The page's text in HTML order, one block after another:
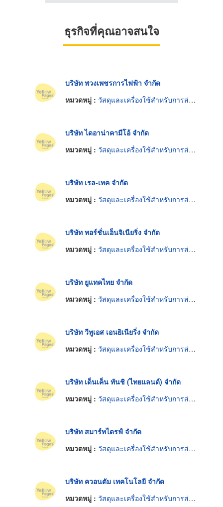
ธุรกิจที่คุณอาจสนใจ
บริษัท พวงเพชรการไฟฟ้า จำกัด
หมวดหมู่ : วัสดุและเครื่องใช้สำหรับการส่งกำลังไฟฟ้าอิเล็กทรอนิกส์
บริษัท ไดอาน่าคามีโอ้ จำกัด
หมวดหมู่ : วัสดุและเครื่องใช้สำหรับการส่งกำลังไฟฟ้าอิเล็กทรอนิกส์
บริษัท เรล-เทค จำกัด
หมวดหมู่ : วัสดุและเครื่องใช้สำหรับการส่งกำลังไฟฟ้าอิเล็กทรอนิกส์
บริษัท ทอร์ชั่นเอ็นจิเนียริ่ง จำกัด
หมวดหมู่ : วัสดุและเครื่องใช้สำหรับการส่งกำลังไฟฟ้าอิเล็กทรอนิกส์
บริษัท ยูแทคไทย จำกัด
หมวดหมู่ : วัสดุและเครื่องใช้สำหรับการส่งกำลังไฟฟ้าอิเล็กทรอนิกส์
บริษัท วีทูเอส เอนยิเนียริ่ง จำกัด
หมวดหมู่ : วัสดุและเครื่องใช้สำหรับการส่งกำลังไฟฟ้าอิเล็กทรอนิกส์
บริษัท เด็นเค็น ทันชิ (ไทยแลนด์) จำกัด
หมวดหมู่ : วัสดุและเครื่องใช้สำหรับการส่งกำลังไฟฟ้าอิเล็กทรอนิกส์
บริษัท สมาร์ทไดรฟ์ จำกัด
หมวดหมู่ : วัสดุและเครื่องใช้สำหรับการส่งกำลังไฟฟ้าอิเล็กทรอนิกส์
บริษัท ควอนตัม เทคโนโลยี จำกัด
หมวดหมู่ : วัสดุและเครื่องใช้สำหรับการส่งกำลังไฟฟ้าอิเล็กทรอนิกส์